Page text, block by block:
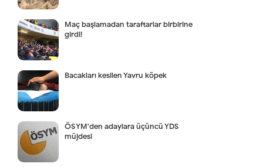
Maç başlamadan taraftarlar birbirine
girdi!
Bacakları kesilen Yavru köpek
ÖSYM'den adaylara üçüncü YDS
müjdesi